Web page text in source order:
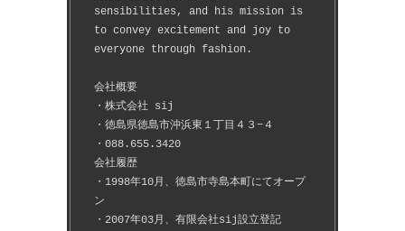
sensibilities, and his mission is
to convey excitement and joy to
everyone through fashion.
会社概要
・株式会社 sij
・徳島県徳島市沖浜東１丁目４３−４
・088.655.3420
会社履歴
・1998年10月、徳島市寺島本町にてオープ
ン
・2007年03月、有限会社sij設立登記